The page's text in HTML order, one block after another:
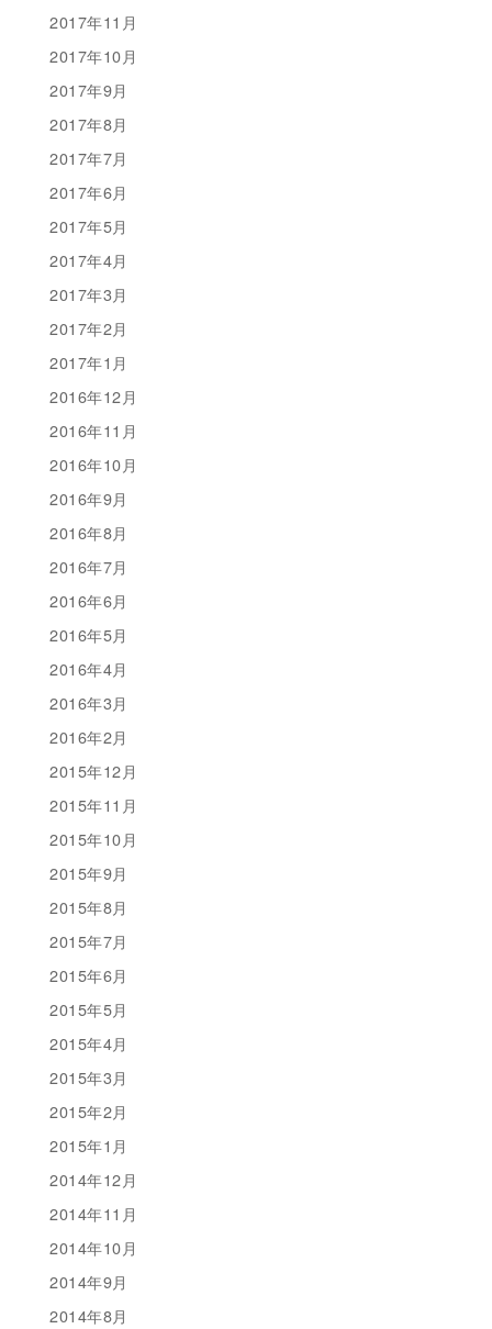
2017年11月
2017年10月
2017年9月
2017年8月
2017年7月
2017年6月
2017年5月
2017年4月
2017年3月
2017年2月
2017年1月
2016年12月
2016年11月
2016年10月
2016年9月
2016年8月
2016年7月
2016年6月
2016年5月
2016年4月
2016年3月
2016年2月
2015年12月
2015年11月
2015年10月
2015年9月
2015年8月
2015年7月
2015年6月
2015年5月
2015年4月
2015年3月
2015年2月
2015年1月
2014年12月
2014年11月
2014年10月
2014年9月
2014年8月